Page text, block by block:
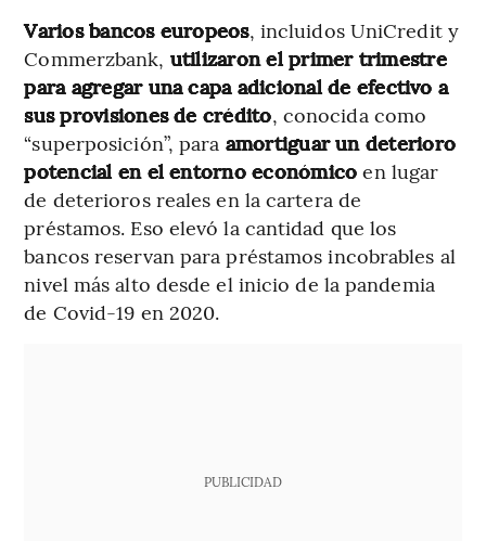
Varios bancos europeos, incluidos UniCredit y
Commerzbank, utilizaron el primer trimestre
para agregar una capa adicional de efectivo a
sus provisiones de crédito, conocida como
“superposición”, para amortiguar un deterioro
potencial en el entorno económico en lugar
de deterioros reales en la cartera de
préstamos. Eso elevó la cantidad que los
bancos reservan para préstamos incobrables al
nivel más alto desde el inicio de la pandemia
de Covid-19 en 2020.
PUBLICIDAD